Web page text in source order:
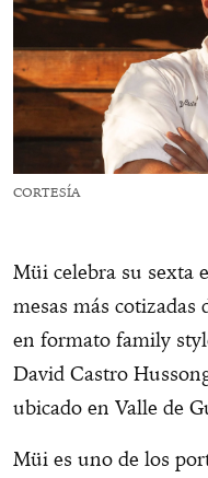
CORTESÍA
Müi celebra su sexta
mesas más
en formato family
David Castro
ubicado en Valle de
Müi es uno de los